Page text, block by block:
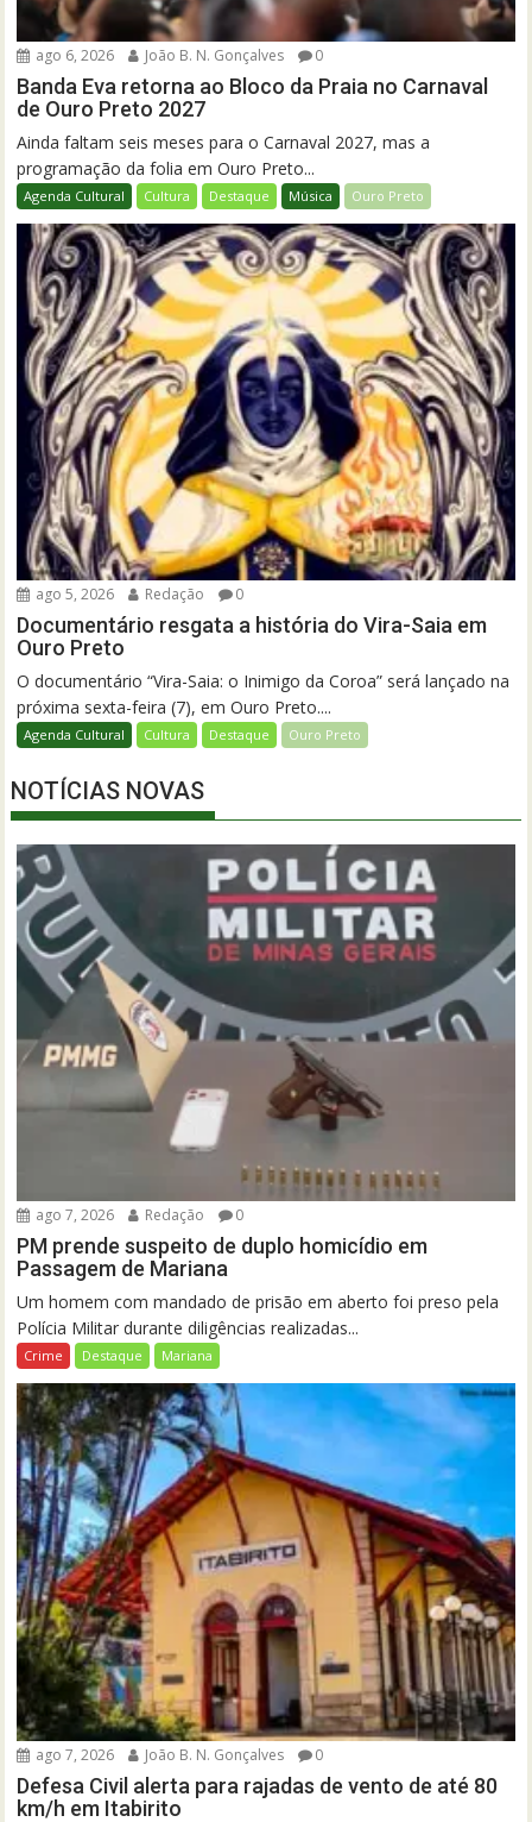
ago 6, 2026 João B. N. Gonçalves 0
Banda Eva retorna ao Bloco da Praia no Carnaval
de Ouro Preto 2027
Ainda faltam seis meses para o Carnaval 2027, mas a
programação da folia em Ouro Preto...
Agenda Cultural Cultura Destaque Música Ouro Preto
ago 5, 2026 Redação 0
Documentário resgata a história do Vira-Saia em
Ouro Preto
O documentário “Vira-Saia: o Inimigo da Coroa” será lançado na
próxima sexta-feira (7), em Ouro Preto....
Agenda Cultural Cultura Destaque Ouro Preto
NOTÍCIAS NOVAS
ago 7, 2026 Redação 0
PM prende suspeito de duplo homicídio em
Passagem de Mariana
Um homem com mandado de prisão em aberto foi preso pela
Polícia Militar durante diligências realizadas...
Crime Destaque Mariana
ago 7, 2026 João B. N. Gonçalves 0
Defesa Civil alerta para rajadas de vento de até 80
km/h em Itabirito